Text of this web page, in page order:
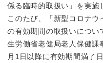
係る臨時的取扱い」を実施
このたび、「新型コロナ
の有効期間の取扱いについ
生労働省老健局老人保健
月1日以降に有効期間満了